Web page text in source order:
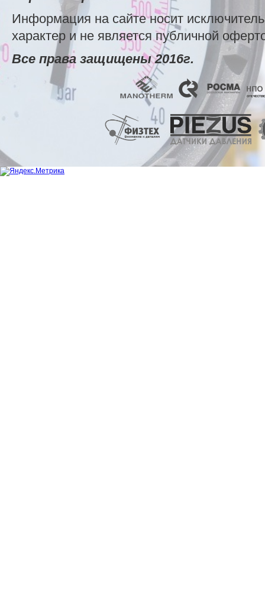
Информация на сайте носит
характер и не является публичной
Все права защищены 2016г.